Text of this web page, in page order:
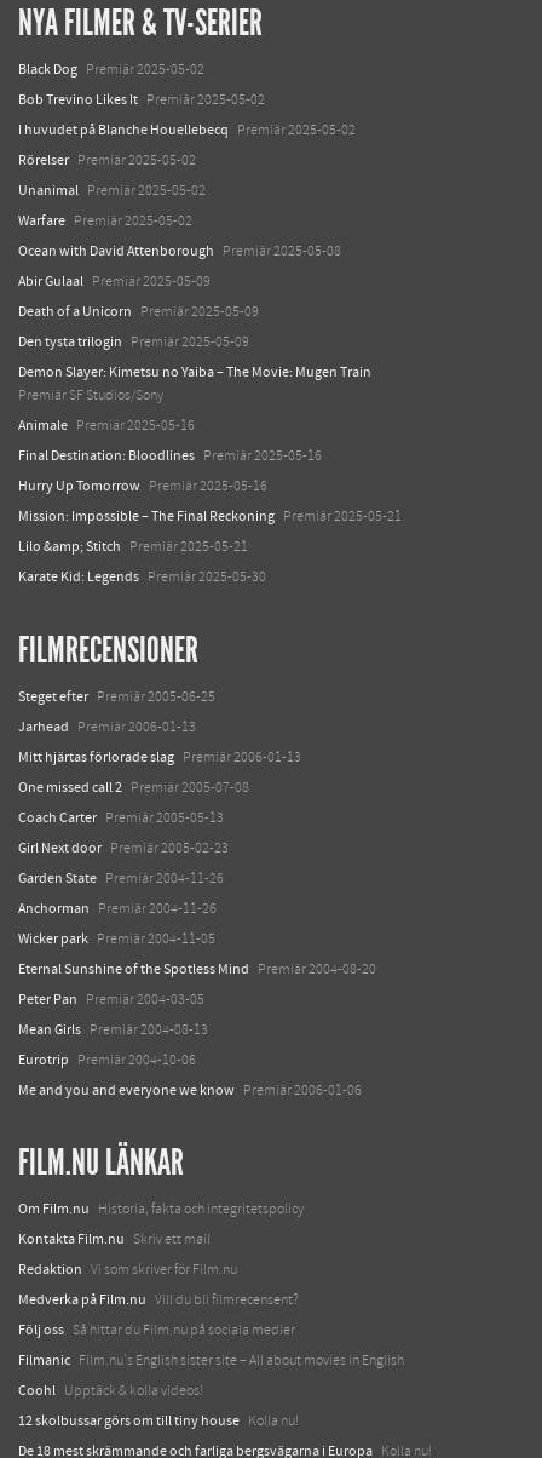
NYA FILMER & TV-SERIER
Black Dog Premiär 2025-05-02
Bob Trevino Likes It Premiär 2025-05-02
I huvudet på Blanche Houellebecq Premiär 2025-05-02
Rörelser Premiär 2025-05-02
Unanimal Premiär 2025-05-02
Warfare Premiär 2025-05-02
Ocean with David Attenborough Premiär 2025-05-08
Abir Gulaal Premiär 2025-05-09
Death of a Unicorn Premiär 2025-05-09
Den tysta trilogin Premiär 2025-05-09
Demon Slayer: Kimetsu no Yaiba – The Movie: Mugen Train
Premiär SF Studios/Sony
Animale Premiär 2025-05-16
Final Destination: Bloodlines Premiär 2025-05-16
Hurry Up Tomorrow Premiär 2025-05-16
Mission: Impossible – The Final Reckoning Premiär 2025-05-21
Lilo &amp; Stitch Premiär 2025-05-21
Karate Kid: Legends Premiär 2025-05-30
FILMRECENSIONER
Steget efter Premiär 2005-06-25
Jarhead Premiär 2006-01-13
Mitt hjärtas förlorade slag Premiär 2006-01-13
One missed call 2 Premiär 2005-07-08
Coach Carter Premiär 2005-05-13
Girl Next door Premiär 2005-02-23
Garden State Premiär 2004-11-26
Anchorman Premiär 2004-11-26
Wicker park Premiär 2004-11-05
Eternal Sunshine of the Spotless Mind Premiär 2004-08-20
Peter Pan Premiär 2004-03-05
Mean Girls Premiär 2004-08-13
Eurotrip Premiär 2004-10-06
Me and you and everyone we know Premiär 2006-01-06
FILM.NU LÄNKAR
Om Film.nu Historia, fakta och integritetspolicy
Kontakta Film.nu Skriv ett mail
Redaktion Vi som skriver för Film.nu
Medverka på Film.nu Vill du bli filmrecensent?
Följ oss Så hittar du Film.nu på sociala medier
Filmanic Film.nu's English sister site – All about movies in English
Coohl Upptäck & kolla videos!
12 skolbussar görs om till tiny house Kolla nu!
De 18 mest skrämmande och farliga bergsvägarna i Europa Kolla nu!